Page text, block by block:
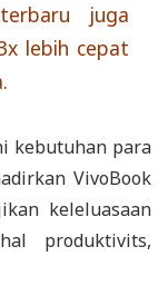
juga
lebih cepat
kebutuhan para
VivoBook
keleluasaan
produktivits,